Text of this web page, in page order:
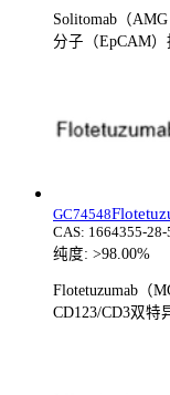
Solitomab（
分子（EpCAM）
GC74548
CAS: 1664355-28-
纯度: >98.00%
Flotetuzumab（
CD123/CD3双特